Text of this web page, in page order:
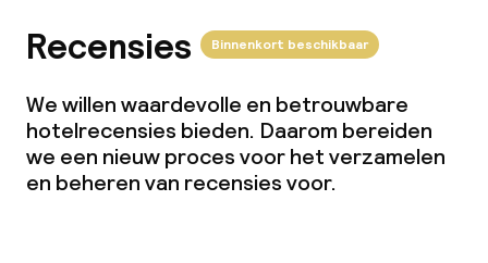
Faciliteiten en diensten voor kinderen
Speeltuin
Recensies Binnenkort beschikbaar
We willen waardevolle en betrouwbare
hotelrecensies bieden. Daarom bereiden
we een nieuw proces voor het verzamelen
en beheren van recensies voor.